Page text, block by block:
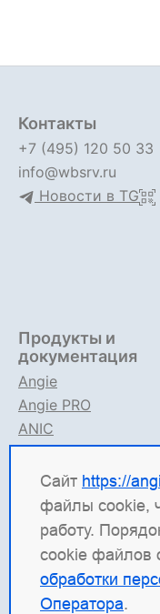
Сайт https://
файлы cookie,
работу.
cookie файлов
обработки
Оператора.
Контакты
+7 (495) 120 50 33
info@wbsrv.ru
Новости в TG
Продукты и
документация
Angie
Angie PRO
ANIC
Angie ADC
Документация
Angie Software
ИТ-компания,
продуктов: